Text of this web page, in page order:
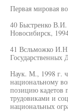
Первая мировая
40 Быстренко
Новосибирск,
41 Всльможко
Наук. М., 1998 г.
национальному
позицию кадетов
трудовиками и
национальных